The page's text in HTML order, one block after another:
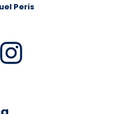
Peris